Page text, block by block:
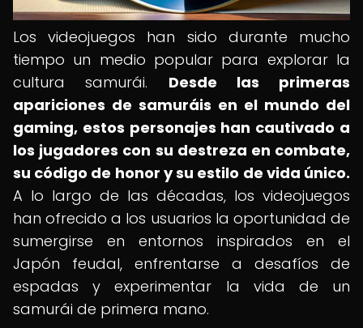
Los videojuegos han sido durante mucho
tiempo un medio popular para explorar la
cultura samurái. Desde las primeras
apariciones de samuráis en el mundo del
gaming, estos personajes han cautivado a
los jugadores con su destreza en combate,
su código de honor y su estilo de vida único.
A lo largo de las décadas, los videojuegos
han ofrecido a los usuarios la oportunidad de
sumergirse en entornos inspirados en el
Japón feudal, enfrentarse a desafíos de
espadas y experimentar la vida de un
samurái de primera mano.